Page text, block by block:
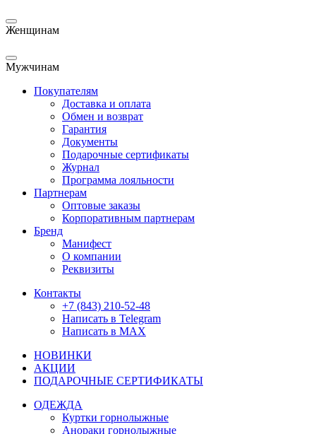
Женщинам
Мужчинам
Покупателям
Доставка и оплата
Обмен и возврат
Гарантия
Документы
Подарочные сертификаты
Журнал
Программа лояльности
Партнерам
Оптовые заказы
Корпоративным партнерам
Бренд
Манифест
О компании
Реквизиты
Контакты
+7 (843) 210-52-48
Написать в Telegram
Написать в MAX
НОВИНКИ
АКЦИИ
ПОДАРОЧНЫЕ СЕРТИФИКАТЫ
ОДЕЖДА
Куртки горнолыжные
Анораки горнолыжные